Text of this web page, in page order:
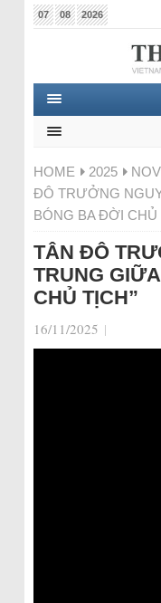
07 08 2026
HOME 2025
ĐÔ TRƯỞNG
BÓNG BA ĐỜI CHỦ
TÂN ĐÔ
TRUNG
CHỦ TỊCH”
16/11/2025 |